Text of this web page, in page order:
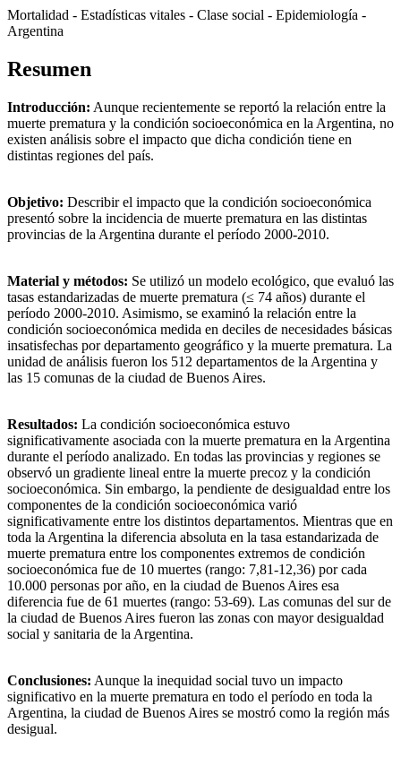
Mortalidad - Estadísticas vitales - Clase social - Epidemiología -
Argentina
Resumen
Introducción: Aunque recientemente se reportó la relación entre la
muerte prematura y la condición socioeconómica en la Argentina, no
existen análisis sobre el impacto que dicha condición tiene en
distintas regiones del país.
Objetivo: Describir el impacto que la condición socioeconómica
presentó sobre la incidencia de muerte prematura en las distintas
provincias de la Argentina durante el período 2000-2010.
Material y métodos: Se utilizó un modelo ecológico, que evaluó las
tasas estandarizadas de muerte prematura (≤ 74 años) durante el
período 2000-2010. Asimismo, se examinó la relación entre la
condición socioeconómica medida en deciles de necesidades básicas
insatisfechas por departamento geográfico y la muerte prematura. La
unidad de análisis fueron los 512 departamentos de la Argentina y
las 15 comunas de la ciudad de Buenos Aires.
Resultados: La condición socioeconómica estuvo
significativamente asociada con la muerte prematura en la Argentina
durante el período analizado. En todas las provincias y regiones se
observó un gradiente lineal entre la muerte precoz y la condición
socioeconómica. Sin embargo, la pendiente de desigualdad entre los
componentes de la condición socioeconómica varió
significativamente entre los distintos departamentos. Mientras que en
toda la Argentina la diferencia absoluta en la tasa estandarizada de
muerte prematura entre los componentes extremos de condición
socioeconómica fue de 10 muertes (rango: 7,81-12,36) por cada
10.000 personas por año, en la ciudad de Buenos Aires esa
diferencia fue de 61 muertes (rango: 53-69). Las comunas del sur de
la ciudad de Buenos Aires fueron las zonas con mayor desigualdad
social y sanitaria de la Argentina.
Conclusiones: Aunque la inequidad social tuvo un impacto
significativo en la muerte prematura en todo el período en toda la
Argentina, la ciudad de Buenos Aires se mostró como la región más
desigual.